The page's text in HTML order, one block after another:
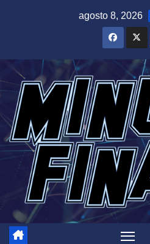
agosto 8, 2026